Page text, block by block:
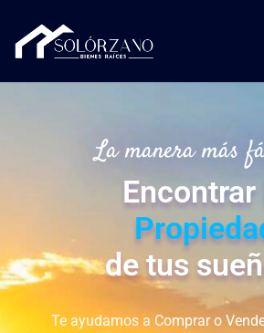
La manera más
Encontrar
de tus
Te ayudamos a Comprar o